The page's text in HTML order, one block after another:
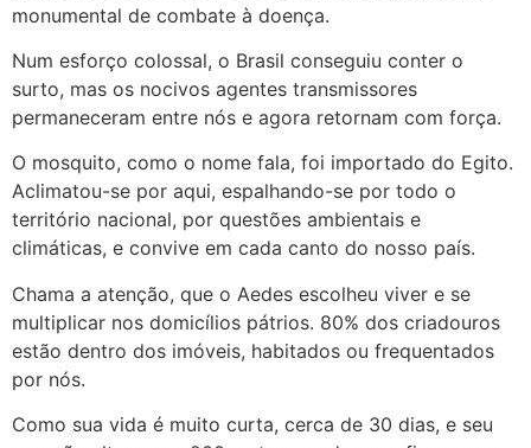
monumental de combate à doença.
Num esforço colossal, o Brasil conseguiu conter o
surto, mas os nocivos agentes transmissores
permaneceram entre nós e agora retornam com força.
O mosquito, como o nome fala, foi importado do Egito.
Aclimatou-se por aqui, espalhando-se por todo o
território nacional, por questões ambientais e
climáticas, e convive em cada canto do nosso país.
Chama a atenção, que o Aedes escolheu viver e se
multiplicar nos domicílios pátrios. 80% dos criadouros
estão dentro dos imóveis, habitados ou frequentados
por nós.
Como sua vida é muito curta, cerca de 30 dias, e seu